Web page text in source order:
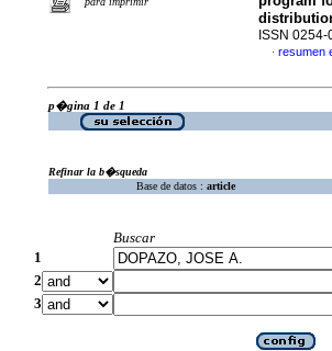
ISSN 0254-
· resumen
p�gina 1 de 1
Refinar la b�squeda
Base de datos : article
Buscar
1
2
3